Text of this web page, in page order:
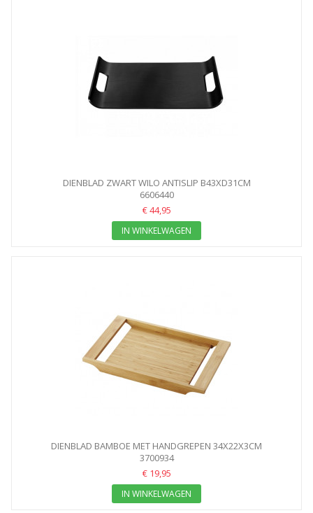
DIENBLAD ZWART WILO ANTISLIP B43XD31CM
6606440
€ 44,95
IN WINKELWAGEN
DIENBLAD BAMBOE MET HANDGREPEN 34X22X3CM
3700934
€ 19,95
IN WINKELWAGEN